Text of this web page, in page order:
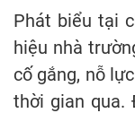
Phát biểu tại
hiệu nhà
cố gắng, nỗ
thời gian qua.